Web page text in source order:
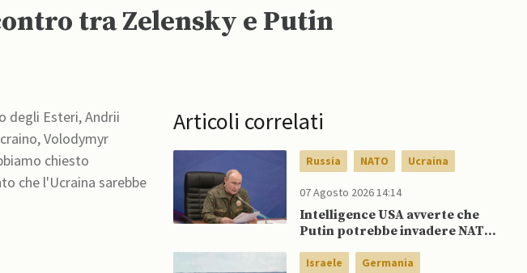
tra Zelensky e Putin
degli Esteri, Andrii
Volodymyr
che l'Ucraina sarebbe
Articoli correlati
Russia NATO Ucraina
07 Agosto 2026 14:14
Intelligence USA avverte che
Putin potrebbe invadere NATO
Ucraina
Israele Germania